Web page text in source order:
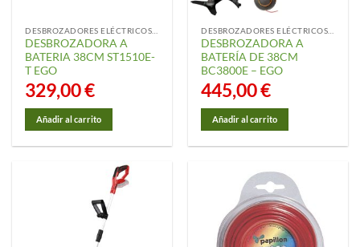
DESBROZADORA A
BATERIA 38CM ST1510E-
T EGO
329,00€
Añadir al carrito
DESBROZADORA A
BATERÍA DE 38CM
BC3800E – EGO
445,00€
Añadir al carrito